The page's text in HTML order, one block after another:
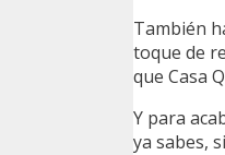
También
toque de
que Casa
Y para
ya sabes,